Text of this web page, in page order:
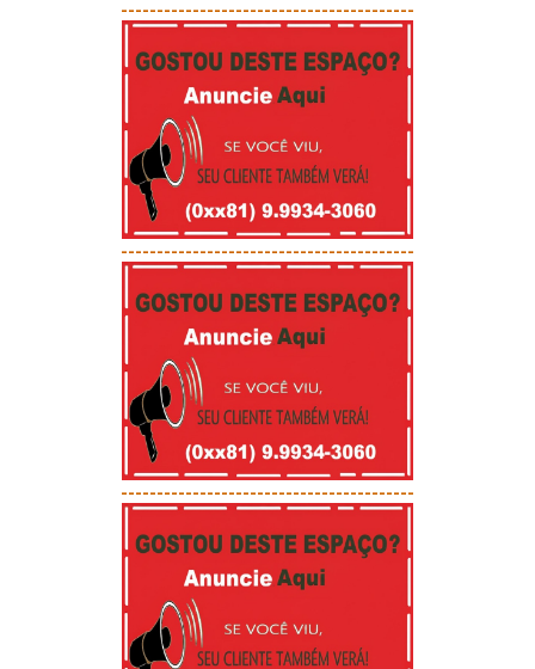
-----------------------------------------
-----------------------------------------
-----------------------------------------